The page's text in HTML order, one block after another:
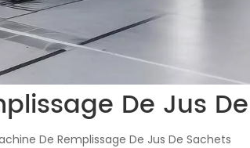
De Jus
De Remplissage De Jus De Sachets